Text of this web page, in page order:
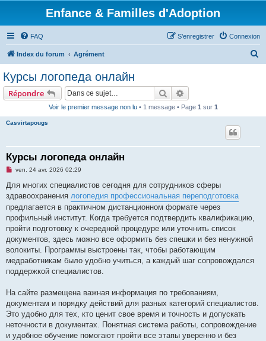
Enfance & Familles d'Adoption
FAQ Connexion
S’enregistrer
Index du forum Agrément
Курсы логопеда онлайн
Répondre Rechercher
Voir le premier message non lu• 1 message • Page 1 sur 1
Casvirtapougs
Курсы логопеда онлайн
M
s
a
g
e
n
o
n
l
u
ven. 24 avr. 2026 02:29
Для многих специалистов сегодня для сотрудников сферы
здравоохранения логопедия профессиональная переподготовка
предлагается в практичном дистанционном формате через
профильный институт. Когда требуется подтвердить квалификацию,
пройти подготовку к очередной процедуре или уточнить список
документов, здесь можно все оформить без спешки и без ненужной
волокиты. Программы выстроены так, чтобы работающим
медработникам было удобно учиться, а каждый шаг сопровождался
поддержкой специалистов.
На сайте размещена важная информация по требованиям,
документам и порядку действий для разных категорий специалистов.
Это удобно для тех, кто ценит свое время и точность и допускать
неточности в документах. Понятная система работы, сопровождение
и удобное обучение помогают пройти все этапы уверенно и без